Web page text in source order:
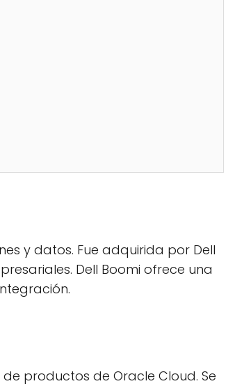
y datos. Fue adquirida por Dell
Dell Boomi ofrece una
productos de Oracle Cloud. Se